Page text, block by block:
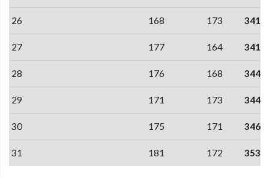
26 168 173 341
27 177 164 341
28 176 168 344
29 171 173 344
30 175 171 346
31 181 172 353